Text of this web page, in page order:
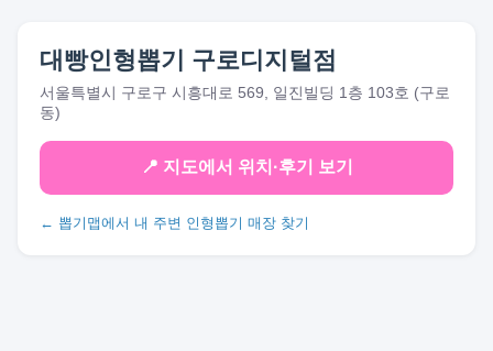
대빵인형뽑기 구로디지털점
서울특별시 구로구 시흥대로 569, 일진빌딩 1층 103호 (구로
동)
📍 지도에서 위치·후기 보기
← 뽑기맵에서 내 주변 인형뽑기 매장 찾기